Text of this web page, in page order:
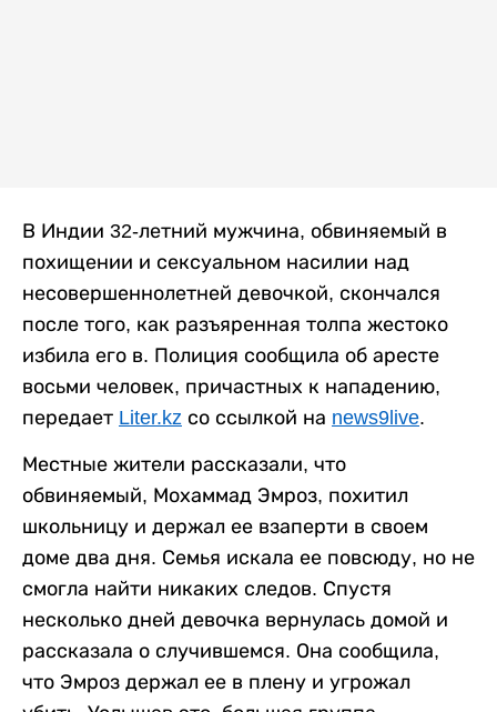
В Индии 32-летний мужчина, обвиняемый в
похищении и сексуальном насилии над
несовершеннолетней девочкой, скончался
после того, как разъяренная толпа жестоко
избила его в. Полиция сообщила об аресте
восьми человек, причастных к нападению,
передает Liter.kz со ссылкой на news9live.
Местные жители рассказали, что
обвиняемый, Мохаммад Эмроз, похитил
школьницу и держал ее взаперти в своем
доме два дня. Семья искала ее повсюду, но не
смогла найти никаких следов. Спустя
несколько дней девочка вернулась домой и
рассказала о случившемся. Она сообщила,
что Эмроз держал ее в плену и угрожал